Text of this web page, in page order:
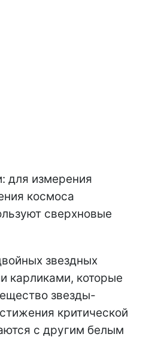
для измерения
космоса
сверхновые
звездных
карликами, которые
звезды-
критической
с другим белым